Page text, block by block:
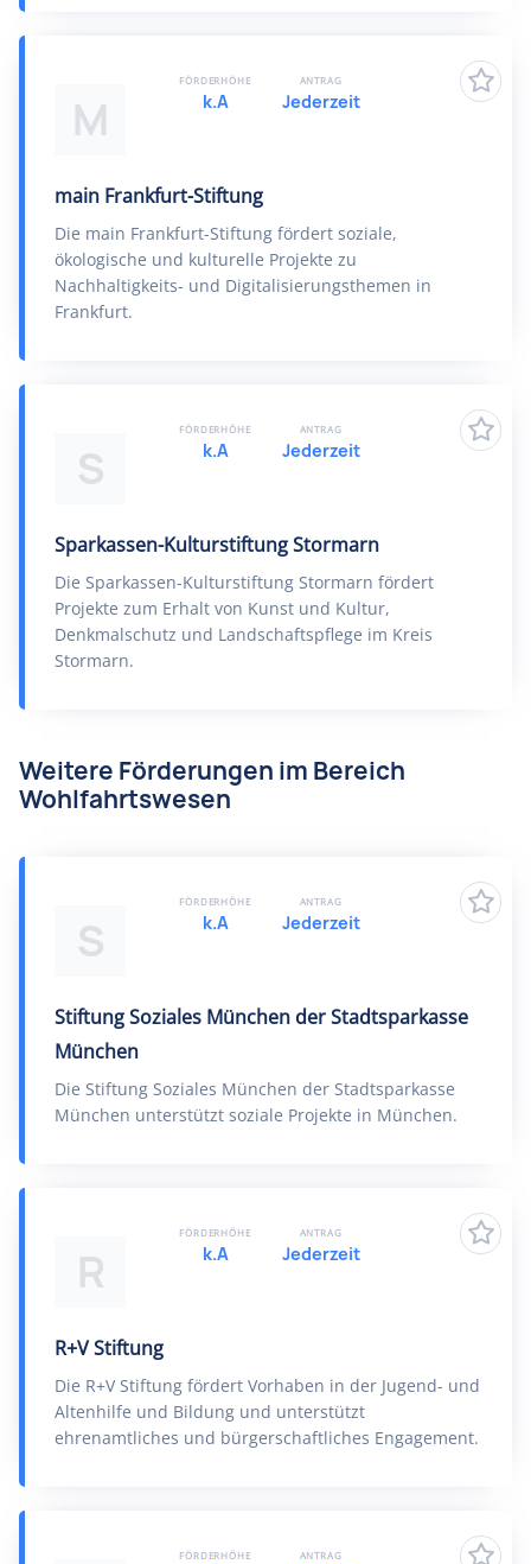
M
main Frankfurt-Stiftung
Die main Frankfurt-Stiftung fördert soziale,
ökologische und kulturelle Projekte zu
Nachhaltigkeits- und Digitalisierungsthemen in
Frankfurt.
FÖRDERHÖHE
k.A
ANTRAG
Jederzeit
S
Sparkassen-Kulturstiftung Stormarn
Die Sparkassen-Kulturstiftung Stormarn fördert
Projekte zum Erhalt von Kunst und Kultur,
Denkmalschutz und Landschaftspflege im Kreis
Stormarn.
FÖRDERHÖHE
k.A
ANTRAG
Jederzeit
Weitere Förderungen im Bereich
Wohlfahrtswesen
S
Stiftung Soziales München der Stadtsparkasse
München
Die Stiftung Soziales München der Stadtsparkasse
München unterstützt soziale Projekte in München.
FÖRDERHÖHE
k.A
ANTRAG
Jederzeit
R
R+V Stiftung
Die R+V Stiftung fördert Vorhaben in der Jugend- und
Altenhilfe und Bildung und unterstützt
ehrenamtliches und bürgerschaftliches Engagement.
FÖRDERHÖHE
k.A
ANTRAG
Jederzeit
FÖRDERHÖHE ANTRAG